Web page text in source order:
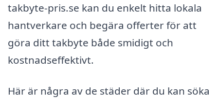
takbyte-pris.se kan du enkelt hitta lokala
hantverkare och begära offerter för att
göra ditt takbyte både smidigt och
kostnadseffektivt.
Här är några av de städer där du kan söka